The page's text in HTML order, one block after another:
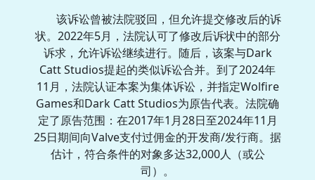
该诉讼曾被法院驳回，但允许提交修改后的诉
状。2022年5月，法院认可了修改后诉状中的部分
诉求，允许诉讼继续进行。随后，该案与Dark
Catt Studios提起的类似诉讼合并。到了2024年
11月，法院认证本案为集体诉讼，并指定Wolfire
Games和Dark Catt Studios为原告代表。法院确
定了原告范围：在2017年1月28日至2024年11月
25日期间向Valve支付过佣金的开发商/发行商。据
估计，符合条件的对象多达32,000人（或公
司）。